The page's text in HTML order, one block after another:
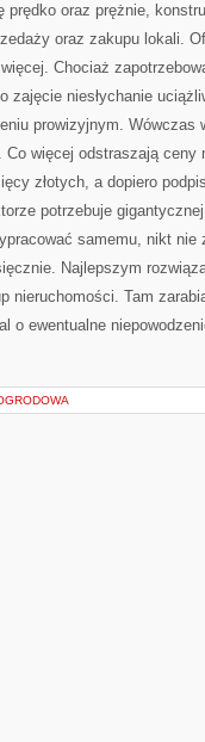
oraz prężnie,
oraz zakupu lokali.
Chociaż
zajęcie niesłychanie
prowizyjnym. Wówczas
więcej odstraszają
złotych, a dopiero
potrzebuje
samemu, nikt nie
Najlepszym
nieruchomości. Tam
o ewentualne